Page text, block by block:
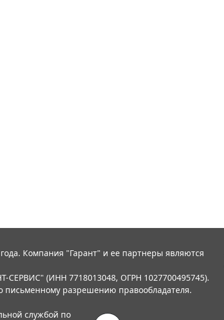
Компания "Гарант" и ее партнеры являются
СЕРВИС" (ИНН 7718013048, ОГРН 1027700495745).
письменному разрешению правообладателя.
службой по